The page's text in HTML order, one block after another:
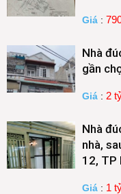
Giá :
Nhà
gần
Giá : 2
Nhà
nhà,
12, TP
Giá : 1